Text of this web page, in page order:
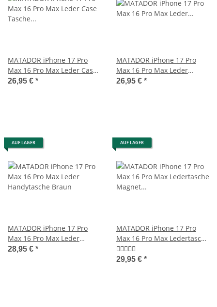
MATADOR iPhone 17 Pro
Max 16 Pro Max Leder Case
Tasche Schwarz
26,95 € *
MATADOR iPhone 17 Pro
Max 16 Pro Max Leder
Gürteltasche Schwarz
26,95 € *
AUF LAGER
MATADOR iPhone 17 Pro
Max 16 Pro Max Leder
Handytasche Braun
28,95 € *
AUF LAGER
MATADOR iPhone 17 Pro
Max 16 Pro Max Ledertasche
Magnet Braun
29,95 € *